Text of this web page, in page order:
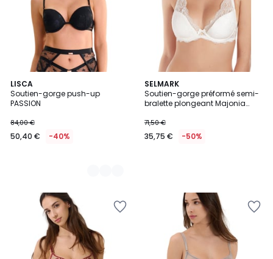
LISCA
Soutien-gorge push-up
PASSION
84,00 €
50,40 € -40%
2
Couleurs
SELMARK
Soutien-gorge préformé semi-
bralette plongeant Majonia
71,50 €
35,75 € -50%